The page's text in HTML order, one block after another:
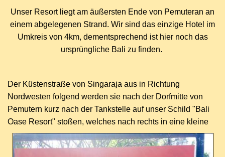
Unser Resort liegt am äußersten Ende von Pemuteran an
einem abgelegenen Strand. Wir sind das einzige Hotel im
Umkreis von 4km, dementsprechend ist hier noch das
ursprüngliche Bali zu finden.
Der Küstenstraße von Singaraja aus in Richtung
Nordwesten folgend werden sie nach der Dorfmitte von
Pemutern kurz nach der Tankstelle auf unser Schild "Bali
Oase Resort" stoßen, welches nach rechts in eine kleine